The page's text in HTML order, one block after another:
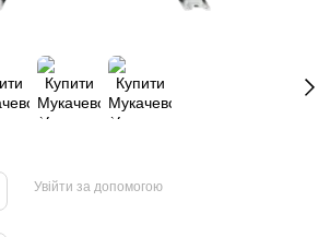
Увійти за допомогою